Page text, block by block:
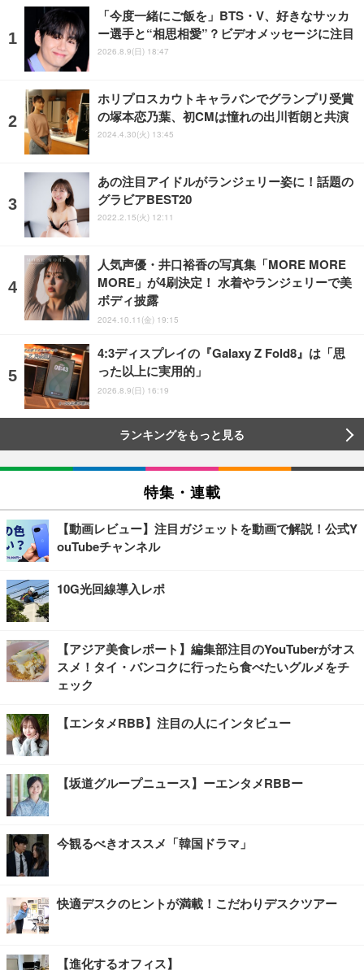
「今度一緒にご飯を」BTS・V、好きなサッカ
ー選手と“相思相愛”？ビデオメッセージに注目
2026.8.9(日) 18:47
ホリプロスカウトキャラバンでグランプリ受賞
の塚本恋乃葉、初CMは憧れの出川哲朗と共演
2024.4.30(火) 13:45
あの注目アイドルがランジェリー姿に！話題の
グラビアBEST20
2022.2.15(火) 12:11
人気声優・井口裕香の写真集「MORE MORE
MORE」が4刷決定！ 水着やランジェリーで美
ボディ披露
2024.10.11(金) 19:15
4:3ディスプレイの『Galaxy Z Fold8』は「思
った以上に実用的」
2026.8.9(日) 16:19
ランキングをもっと見る
特集・連載
【動画レビュー】注目ガジェットを動画で解説！公式Y
ouTubeチャンネル
10G光回線導入レポ
【アジア美食レポート】編集部注目のYouTuberがオス
スメ！タイ・バンコクに行ったら食べたいグルメをチ
ェック
【エンタメRBB】注目の人にインタビュー
【坂道グループニュース】ーエンタメRBBー
今観るべきオススメ「韓国ドラマ」
快適デスクのヒントが満載！こだわりデスクツアー
【進化するオフィス】